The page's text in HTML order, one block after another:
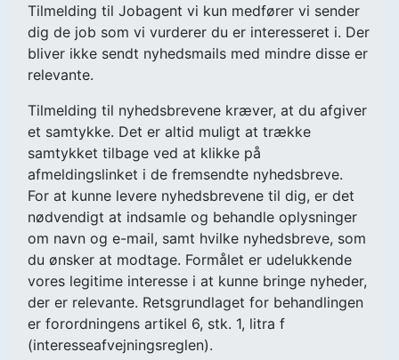
Tilmelding til Jobagent vi kun medfører vi sender
dig de job som vi vurderer du er interesseret i. Der
bliver ikke sendt nyhedsmails med mindre disse er
relevante.
Tilmelding til nyhedsbrevene kræver, at du afgiver
et samtykke. Det er altid muligt at trække
samtykket tilbage ved at klikke på
afmeldingslinket i de fremsendte nyhedsbreve.
For at kunne levere nyhedsbrevene til dig, er det
nødvendigt at indsamle og behandle oplysninger
om navn og e-mail, samt hvilke nyhedsbreve, som
du ønsker at modtage. Formålet er udelukkende
vores legitime interesse i at kunne bringe nyheder,
der er relevante. Retsgrundlaget for behandlingen
er forordningens artikel 6, stk. 1, litra f
(interesseafvejningsreglen).